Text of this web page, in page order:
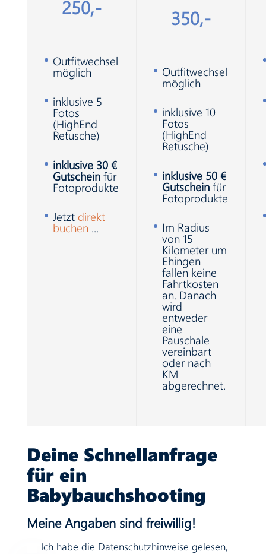
250,-
Outfitwechsel
möglich
inklusive 5
Fotos
(HighEnd
Retusche)
inklusive 30 €
Gutscheinfür
Fotoprodukte
Jetzt direkt
buchen ...
350,-
Outfitwechsel
möglich
inklusive 10
Fotos
(HighEnd
Retusche)
inklusive 50 €
Gutscheinfür
Fotoprodukte
Im Radius
von 15
Kilometer um
Ehingen
fallen keine
Fahrtkosten
an. Danach
wird
entweder
eine
Pauschale
vereinbart
oder nach
KM
abgerechnet.
Deine Schnellanfrage
für ein
Babybauchshooting
Meine Angaben sind freiwillig!
Ich habe die Datenschutzhinweise gelesen,